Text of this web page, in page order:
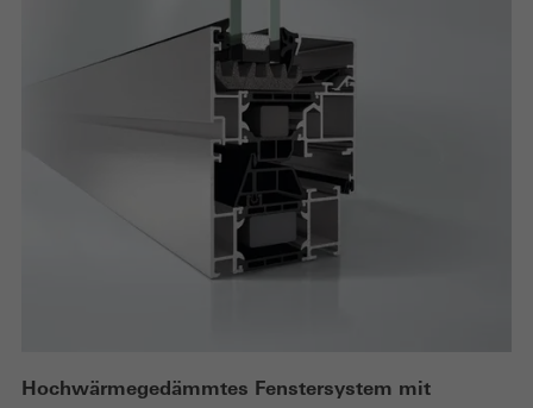
Hochwärmegedämmtes Fenstersystem mit